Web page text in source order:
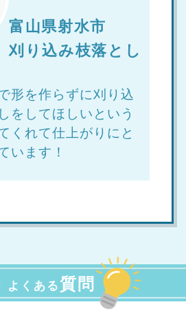
富山県射水市
刈り込み枝落とし
形を作らずに刈り込
をしてほしいという
くれて仕上がりにと
います！
よくある質問